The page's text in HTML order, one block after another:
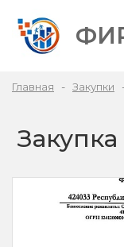
Главная Закупки
Закупка